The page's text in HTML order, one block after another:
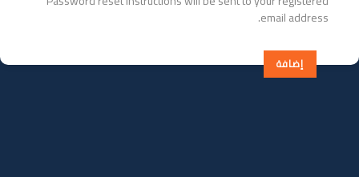
email address.